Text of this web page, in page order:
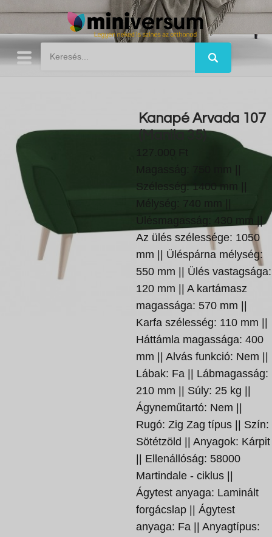
Kanapé Arvada 107
(Manila 35)
Magasság: 750 mm ||
Szélesség: 1400 mm ||
Mélység: 740 mm ||
Ülésmagasság: 430 mm ||
Az ülés szélessége: 1050
mm || Üléspárna mélység:
550 mm || Ülés vastagsága:
120 mm || A kartámasz
magassága: 570 mm ||
Karfa szélesség: 110 mm ||
Háttámla magassága: 400
mm || Alvás funkció: Nem ||
Lábak: Fa || Lábmagasság:
210 mm || Súly: 25 kg ||
Ágyneműtartó: Nem ||
Rugó: Zig Zag típus || Szín:
Sötétzöld || Anyagok: Kárpit
|| Ellenállóság: 58000
Martindale - ciklus ||
Ágytest anyaga: Laminált
forgácslap || Ágytest
anyaga: Fa || Anyagtípus: